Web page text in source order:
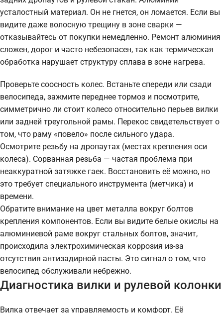
усталостный материал. Он не гнется, он ломается. Если вы
видите даже волосную трещину в зоне сварки —
отказывайтесь от покупки немедленно. Ремонт алюминия
сложен, дорог и часто небезопасен, так как термическая
обработка нарушает структуру сплава в зоне нагрева.
Проверьте соосность колес. Встаньте спереди или сзади
велосипеда, зажмите переднее тормоз и посмотрите,
симметрично ли стоит колесо относительно перьев вилки
или задней треугольной рамы. Перекос свидетельствует о
том, что раму «повело» после сильного удара.
Осмотрите резьбу на дропаутах (местах крепления оси
колеса). Сорванная резьба — частая проблема при
неаккуратной затяжке гаек. Восстановить её можно, но
это требует специального инструмента (метчика) и
времени.
Обратите внимание на цвет металла вокруг болтов
крепления компонентов. Если вы видите белые окислы на
алюминиевой раме вокруг стальных болтов, значит,
происходила электрохимическая коррозия из-за
отсутствия антизадирной пасты. Это сигнал о том, что
велосипед обслуживали небрежно.
Диагностика вилки и рулевой колонки
Вилка отвечает за управляемость и комфорт. Её